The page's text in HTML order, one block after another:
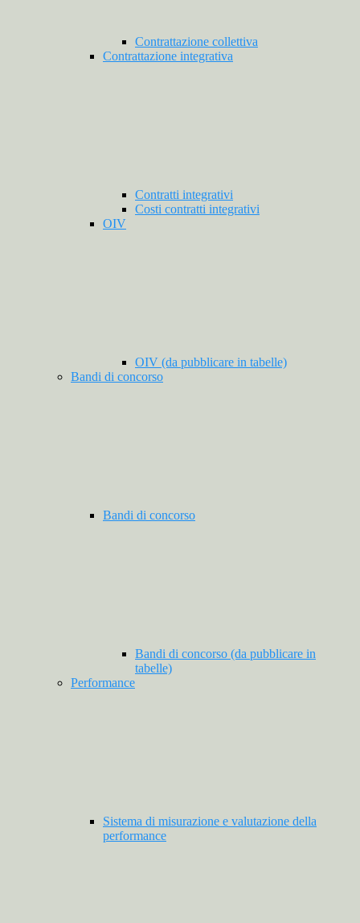
Contrattazione collettiva
Contrattazione integrativa
Contratti integrativi
Costi contratti integrativi
OIV
OIV (da pubblicare in tabelle)
Bandi di concorso
Bandi di concorso
Bandi di concorso (da pubblicare in
tabelle)
Performance
Sistema di misurazione e valutazione della
performance